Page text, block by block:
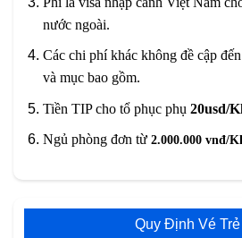
nước ngoài.
Các chi phí khác không đề cập
và mục bao gồm.
Tiền TIP cho tổ phục phụ 20usd/
Ngủ phòng đơn từ 2.000.000 vnđ/
Quy Định Vé